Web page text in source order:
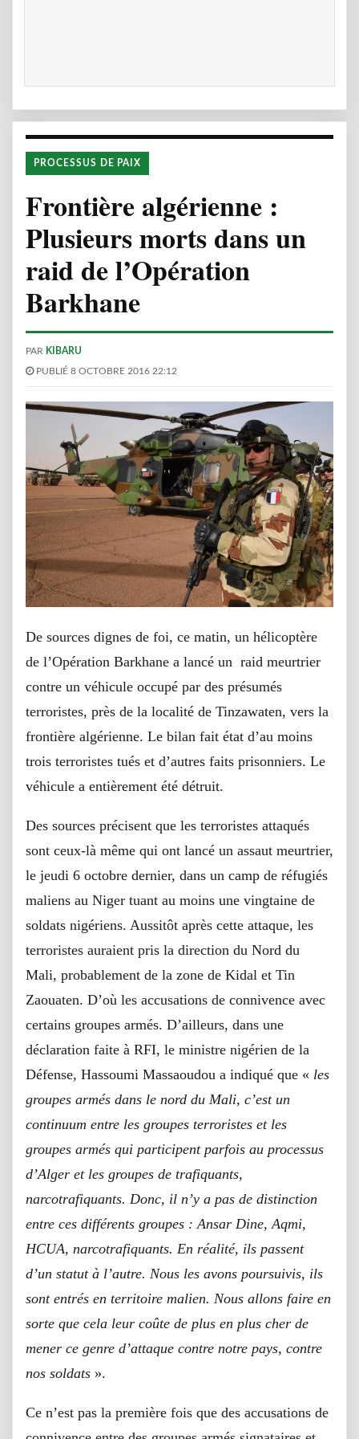
PROCESSUS DE PAIX
Frontière algérienne :
Plusieurs morts dans un
raid de l’Opération
Barkhane
PAR KIBARU
PUBLIÉ 8 OCTOBRE 2016 22:12
De sources dignes de foi, ce matin, un hélicoptère
de l’Opération Barkhane a lancé un raid meurtrier
contre un véhicule occupé par des présumés
terroristes, près de la localité de Tinzawaten, vers la
frontière algérienne. Le bilan fait état d’au moins
trois terroristes tués et d’autres faits prisonniers. Le
véhicule a entièrement été détruit.
Des sources précisent que les terroristes attaqués
sont ceux-là même qui ont lancé un assaut meurtrier,
le jeudi 6 octobre dernier, dans un camp de réfugiés
maliens au Niger tuant au moins une vingtaine de
soldats nigériens. Aussitôt après cette attaque, les
terroristes auraient pris la direction du Nord du
Mali, probablement de la zone de Kidal et Tin
Zaouaten. D’où les accusations de connivence avec
certains groupes armés. D’ailleurs, dans une
déclaration faite à RFI, le ministre nigérien de la
Défense, Hassoumi Massaoudou a indiqué que « les
groupes armés dans le nord du Mali, c’est un
continuum entre les groupes terroristes et les
groupes armés qui participent parfois au processus
d’Alger et les groupes de trafiquants,
narcotrafiquants. Donc, il n’y a pas de distinction
entre ces différents groupes : Ansar Dine, Aqmi,
HCUA, narcotrafiquants. En réalité, ils passent
d’un statut à l’autre. Nous les avons poursuivis, ils
sont entrés en territoire malien. Nous allons faire en
sorte que cela leur coûte de plus en plus cher de
mener ce genre d’attaque contre notre pays, contre
nos soldats ».
Ce n’est pas la première fois que des accusations de